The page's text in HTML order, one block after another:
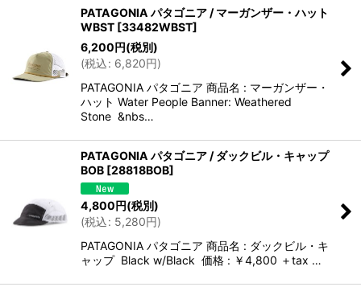
PATAGONIA パタゴニア / マーガンザー・ハット
WBST [33482WBST]
6,200円(税別)
(税込: 6,820円)
PATAGONIA パタゴニア 商品名 : マーガンザー・
ハット Water People Banner: Weathered
Stone &nbs…
PATAGONIA パタゴニア / ダックビル・キャップ
BOB [28818BOB]
4,800円(税別)
(税込: 5,280円)
PATAGONIA パタゴニア 商品名 : ダックビル・キ
ャップ Black w/Black 価格 : ￥4,800 ＋tax …